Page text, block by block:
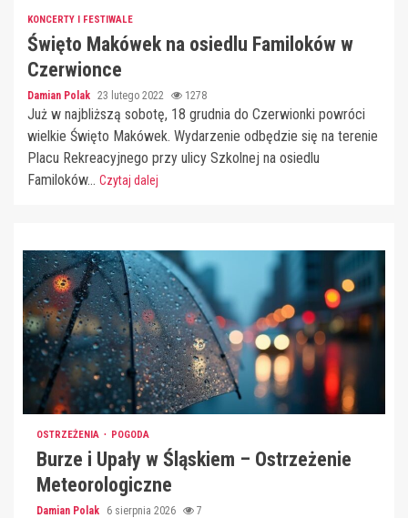
KONCERTY I FESTIWALE
Święto Makówek na osiedlu Familoków w
Czerwionce
Damian Polak 23 lutego 2022 1278
Już w najbliższą sobotę, 18 grudnia do Czerwionki powróci
wielkie Święto Makówek. Wydarzenie odbędzie się na terenie
Placu Rekreacyjnego przy ulicy Szkolnej na osiedlu
Familoków... Czytaj dalej
OSTRZEŻENIA POGODA
Burze i Upały w Śląskiem – Ostrzeżenie
Meteorologiczne
Damian Polak 6 sierpnia 2026 7